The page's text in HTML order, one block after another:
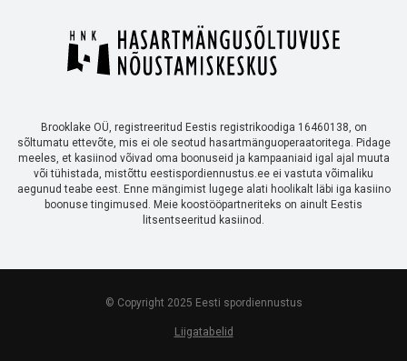
Brooklake OÜ, registreeritud Eestis registrikoodiga 16460138, on
sõltumatu ettevõte, mis ei ole seotud hasartmänguoperaatoritega. Pidage
meeles, et kasiinod võivad oma boonuseid ja kampaaniaid igal ajal muuta
või tühistada, mistõttu eestispordiennustus.ee ei vastuta võimaliku
aegunud teabe eest. Enne mängimist lugege alati hoolikalt läbi iga kasiino
boonuse tingimused. Meie koostööpartneriteks on ainult Eestis
litsentseeritud kasiinod.
© Copyright 2025 Eesti spordiennustus
Liigatabelid